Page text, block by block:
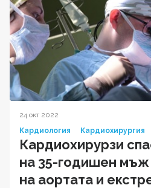
24 окт 2022
Кардиология
Кардиохирургия
Кардиохирурзи
на 35-годишен мъж
на аортата и